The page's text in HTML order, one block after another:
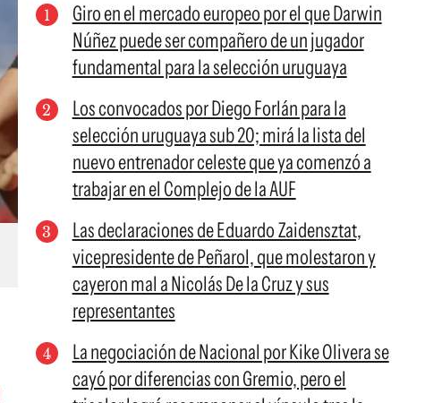
Giro en el mercado europeo por el que Darwin
Núñez puede ser compañero de un jugador
fundamental para la selección uruguaya
Los convocados por Diego Forlán para la
selección uruguaya sub 20; mirá la lista del
nuevo entrenador celeste que ya comenzó a
trabajar en el Complejo de la AUF
Las declaraciones de Eduardo Zaidensztat,
vicepresidente de Peñarol, que molestaron y
cayeron mal a Nicolás De la Cruz y sus
representantes
La negociación de Nacional por Kike Olivera se
cayó por diferencias con Gremio, pero el